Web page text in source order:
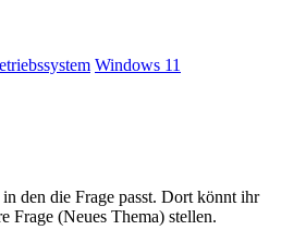
Windows 11
den die Frage passt. Dort könnt ihr
Frage (Neues Thema) stellen.